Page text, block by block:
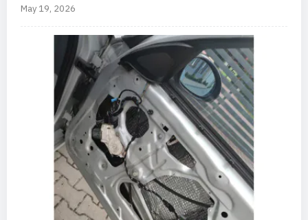
May 19, 2026